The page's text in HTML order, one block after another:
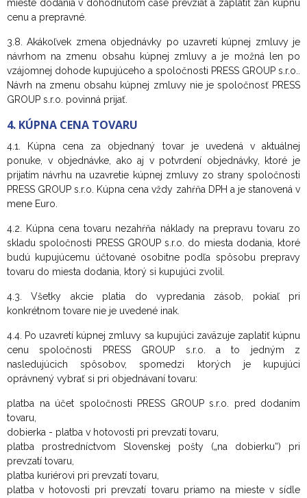
mieste dodania v dohodnutom čase prevziať a zaplatiť zaň kúpnu
cenu a prepravné.
3.8. Akákoľvek zmena objednávky po uzavretí kúpnej zmluvy je
návrhom na zmenu obsahu kúpnej zmluvy a je možná len po
vzájomnej dohode kupujúceho a spoločnosti PRESS GROUP s.r.o..
Návrh na zmenu obsahu kúpnej zmluvy nie je spoločnosť PRESS
GROUP s.r.o. povinná prijať.
4. KÚPNA CENA TOVARU
4.1. Kúpna cena za objednaný tovar je uvedená v aktuálnej
ponuke, v objednávke, ako aj v potvrdení objednávky, ktoré je
prijatím návrhu na uzavretie kúpnej zmluvy zo strany spoločnosti
PRESS GROUP s.r.o. Kúpna cena vždy zahŕňa DPH a je stanovená v
mene Euro.
4.2. Kúpna cena tovaru nezahŕňa náklady na prepravu tovaru zo
skladu spoločnosti PRESS GROUP s.r.o. do miesta dodania, ktoré
budú kupujúcemu účtované osobitne podľa spôsobu prepravy
tovaru do miesta dodania, ktorý si kupujúci zvolil.
4.3. Všetky akcie platia do vypredania zásob, pokiaľ pri
konkrétnom tovare nie je uvedené inak.
4.4. Po uzavretí kúpnej zmluvy sa kupujúci zaväzuje zaplatiť kúpnu
cenu spoločnosti PRESS GROUP s.r.o. a to jedným z
nasledujúcich spôsobov, spomedzi ktorých je kupujúci
oprávnený vybrať si pri objednávaní tovaru:
platba na účet spoločnosti PRESS GROUP s.r.o. pred dodaním
tovaru,
dobierka - platba v hotovosti pri prevzatí tovaru,
platba prostredníctvom Slovenskej pošty („na dobierku“) pri
prevzatí tovaru,
platba kuriérovi pri prevzatí tovaru,
platba v hotovosti pri prevzatí tovaru priamo na mieste v sídle